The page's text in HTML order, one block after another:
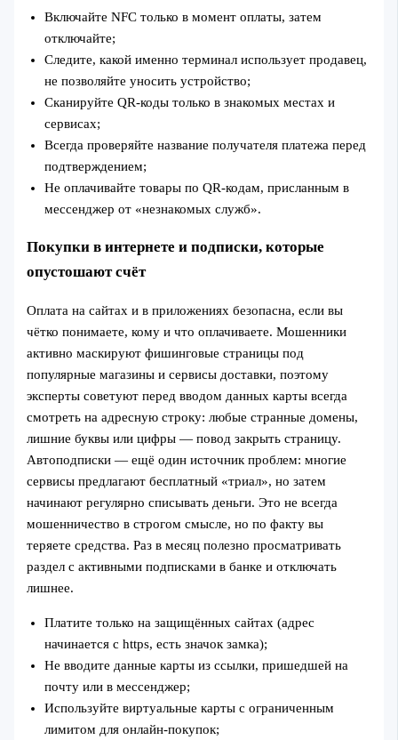
Включайте NFC только в момент оплаты, затем
отключайте;
Следите, какой именно терминал использует продавец,
не позволяйте уносить устройство;
Сканируйте QR-коды только в знакомых местах и
сервисах;
Всегда проверяйте название получателя платежа перед
подтверждением;
Не оплачивайте товары по QR-кодам, присланным в
мессенджер от «незнакомых служб».
Покупки в интернете и подписки, которые
опустошают счёт
Оплата на сайтах и в приложениях безопасна, если вы
чётко понимаете, кому и что оплачиваете. Мошенники
активно маскируют фишинговые страницы под
популярные магазины и сервисы доставки, поэтому
эксперты советуют перед вводом данных карты всегда
смотреть на адресную строку: любые странные домены,
лишние буквы или цифры — повод закрыть страницу.
Автоподписки — ещё один источник проблем: многие
сервисы предлагают бесплатный «триал», но затем
начинают регулярно списывать деньги. Это не всегда
мошенничество в строгом смысле, но по факту вы
теряете средства. Раз в месяц полезно просматривать
раздел с активными подписками в банке и отключать
лишнее.
Платите только на защищённых сайтах (адрес
начинается с https, есть значок замка);
Не вводите данные карты из ссылки, пришедшей на
почту или в мессенджер;
Используйте виртуальные карты с ограниченным
лимитом для онлайн-покупок;